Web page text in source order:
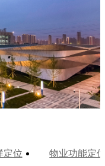
定位 物业功能定